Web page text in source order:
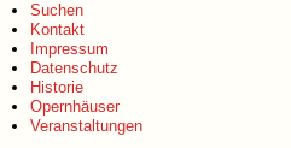
Suchen
Kontakt
Impressum
Datenschutz
Historie
Opernhäuser
Veranstaltungen